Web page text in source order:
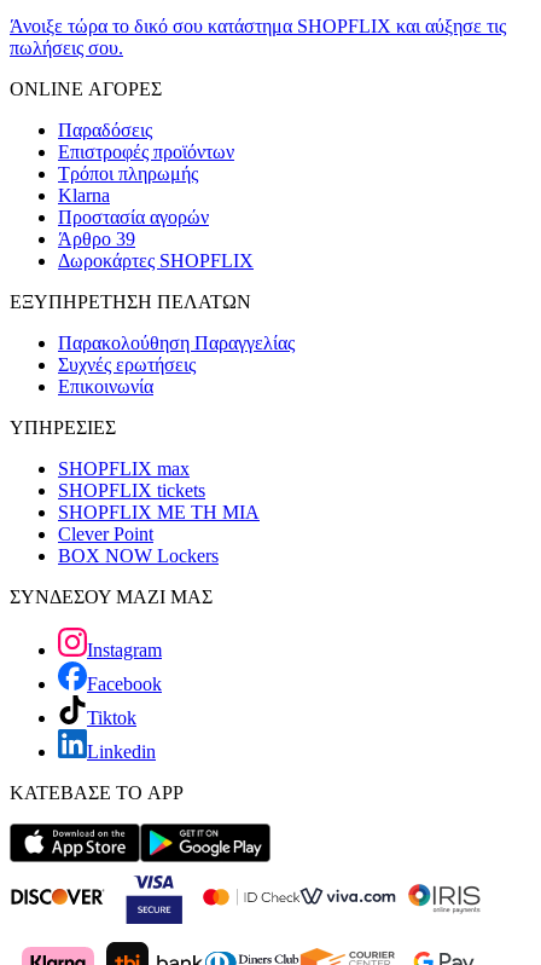
Άνοιξε τώρα το δικό σου κατάστημα SHOPFLIX και αύξησε τις
πωλήσεις σου.
ONLINE ΑΓΟΡΕΣ
Παραδόσεις
Επιστροφές προϊόντων
Τρόποι πληρωμής
Klarna
Προστασία αγορών
Άρθρο 39
Δωροκάρτες SHOPFLIX
ΕΞΥΠΗΡΕΤΗΣΗ ΠΕΛΑΤΩΝ
Παρακολούθηση Παραγγελίας
Συχνές ερωτήσεις
Επικοινωνία
ΥΠΗΡΕΣΙΕΣ
SHOPFLIX max
SHOPFLIX tickets
SHOPFLIX ΜΕ ΤΗ ΜΙΑ
Clever Point
BOX NOW Lockers
ΣΥΝΔΕΣΟΥ ΜΑΖΙ ΜΑΣ
Instagram
Facebook
Tiktok
Linkedin
ΚΑΤΕΒΑΣΕ ΤΟ APP